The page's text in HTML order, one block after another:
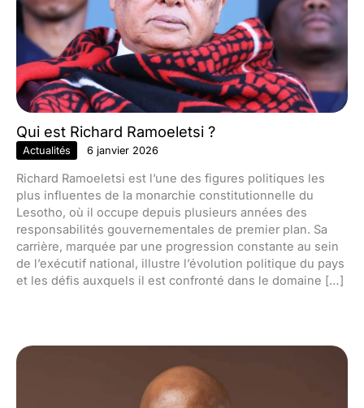
Qui est Richard Ramoeletsi ?
Actualités 6 janvier 2026
Richard Ramoeletsi est l’une des figures politiques les
plus influentes de la monarchie constitutionnelle du
Lesotho, où il occupe depuis plusieurs années des
responsabilités gouvernementales de premier plan. Sa
carrière, marquée par une progression constante au sein
de l’exécutif national, illustre l’évolution politique du pays
et les défis auxquels il est confronté dans le domaine […]